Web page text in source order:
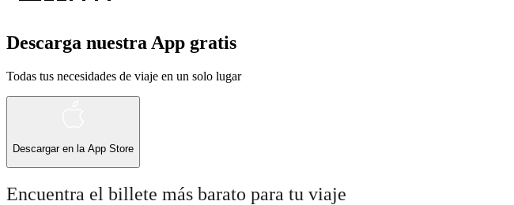
Descarga nuestra App gratis
Todas tus necesidades de viaje en un solo lugar
Descargar en la App Store
Encuentra el billete más barato para tu viaje